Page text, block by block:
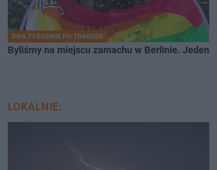
DWA TYGODNIE PO TRAGEDII
Byliśmy na miejscu zamachu w Berlinie. Jeden
LOKALNIE: